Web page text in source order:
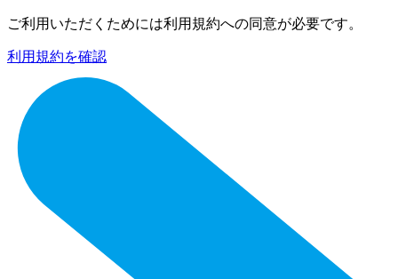
ご利用いただくためには利用規約への同意が必要です。
利用規約を確認